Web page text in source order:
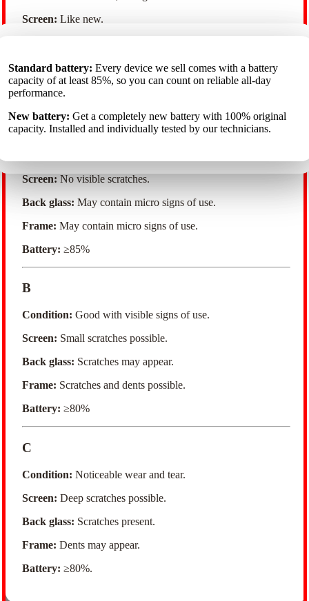
мы продаём, имеет ёмкость аккумулятора не ниже 85%,
поэтому вы можете рассчитывать на надёжную работу в
течение всего дня.
Новый аккумулятор: Полностью новый аккумулятор со
100% оригинальной ёмкостью. Он установлен и отдельно
Standarta akumulators: Katrai ierīcei, ko pārdodam, akumulatora
kapacitāte ir vismaz 85%, tāpēc varat rēķināties ar uzticamu
darbību visas dienas garumā.
Jauns akumulators:Pilnīgi jauns akumulators ar 100% oriģinālo
kapacitāti. To uzstāda un individuāli pārbauda mūsu tehniķi.
Standard battery: Every device we sell comes with a battery
capacity of at least 85%, so you can count on reliable all-day
performance.
New battery: Get a completely new battery with 100% original
capacity. Installed and individually tested by our technicians.
Screen: Like new.
Frame:Like new.
Battery:≥85%
A
Screen: No visible scratches.
Back glass: May contain micro signs of use.
Frame: May contain micro signs of use.
Battery: ≥85%
B
Condition: Good with visible signs of use.
Screen: Small scratches possible.
Back glass: Scratches may appear.
Frame: Scratches and dents possible.
Battery: ≥80%
C
Condition: Noticeable wear and tear.
Screen: Deep scratches possible.
Back glass: Scratches present.
Frame: Dents may appear.
Battery: ≥80%.